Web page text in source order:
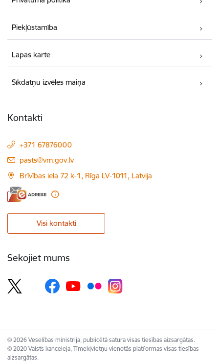
Piekļūstamība
Lapas karte
Sīkdatņu izvēles maiņa
Kontakti
+371 67876000
E-pasts:
pasts@vm.gov.lv
Brīvības iela 72 k-1, Rīga LV-1011, Latvija
Visi kontakti
Sekojiet mums
© 2026 Veselības ministrija, publicētā satura visas tiesības aizsargātas.
© 2020 Valsts kanceleja, Tīmekļvietņu vienotās platformas visas tiesības
aizsargātas.